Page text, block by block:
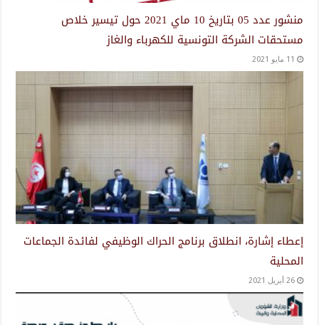
منشور عدد 05 بتاريخ 10 ماي 2021 حول تيسير خلاص
مستحقات الشركة التونسية للكهرباء والغاز
11 مايو 2021
إعطاء إشارة، انطلاق برنامج الحراك الوظيفي لفائدة الجماعات
المحلية
26 أبريل 2021